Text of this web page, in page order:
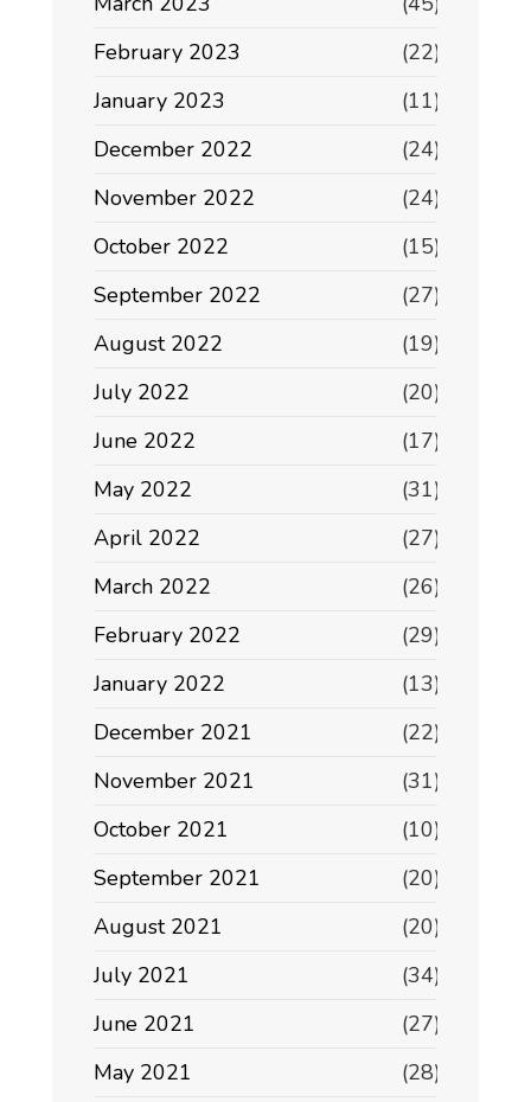
February 2023
(22)
January 2023
(11)
December 2022
(24)
November 2022
(24)
October 2022
(15)
September 2022
(27)
August 2022
(19)
July 2022
(20)
June 2022
(17)
May 2022
(31)
April 2022
(27)
March 2022
(26)
February 2022
(29)
January 2022
(13)
December 2021
(22)
November 2021
(31)
October 2021
(10)
September 2021
(20)
August 2021
(20)
July 2021
(34)
June 2021
(27)
May 2021
(28)